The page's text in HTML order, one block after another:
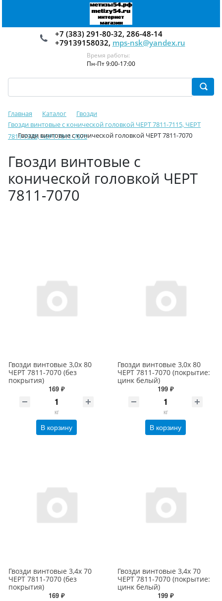
+7 (383) 291-80-32, 286-48-14
+79139158032, mps-nsk@yandex.ru
Время работы:
Пн-Пт 9:00-17:00
Главная Каталог
Гвозди
Гвозди винтовые с конической головкой ЧЕРТ 7811-7115, ЧЕРТ
7811-7335, ЧЕРТ 7811-7070
Гвозди винтовые с конической головкой ЧЕРТ 7811-7070
Гвозди винтовые с
конической головкой ЧЕРТ
7811-7070
Гвозди винтовые 3,0х 80
ЧЕРТ 7811-7070 (без
покрытия)
169 ₽
кг
В корзину
Гвозди винтовые 3,0х 80
ЧЕРТ 7811-7070 (покрытие:
цинк белый)
199 ₽
кг
В корзину
Гвозди винтовые 3,4х 70
ЧЕРТ 7811-7070 (без
покрытия)
169 ₽
Гвозди винтовые 3,4х 70
ЧЕРТ 7811-7070 (покрытие:
цинк белый)
199 ₽